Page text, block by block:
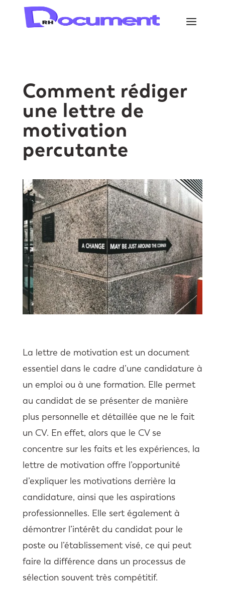
Comment rédiger
une lettre de
motivation
percutante
La lettre de motivation est un document
essentiel dans le cadre d’une candidature à
un emploi ou à une formation. Elle permet
au candidat de se présenter de manière
plus personnelle et détaillée que ne le fait
un CV. En effet, alors que le CV se
concentre sur les faits et les expériences, la
lettre de motivation offre l’opportunité
d’expliquer les motivations derrière la
candidature, ainsi que les aspirations
professionnelles. Elle sert également à
démontrer l’intérêt du candidat pour le
poste ou l’établissement visé, ce qui peut
faire la différence dans un processus de
sélection souvent très compétitif.